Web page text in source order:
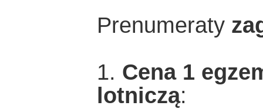
Prenumeraty
1. Cena 1
lotniczą: